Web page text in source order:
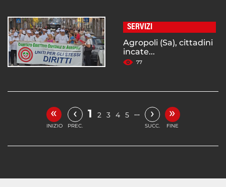
SERVIZI
Agropoli (Sa), cittadini
incate...
77
«
INIZIO
‹
PREC.
1 2 3 4 5 … ›
SUCC.
»
FINE